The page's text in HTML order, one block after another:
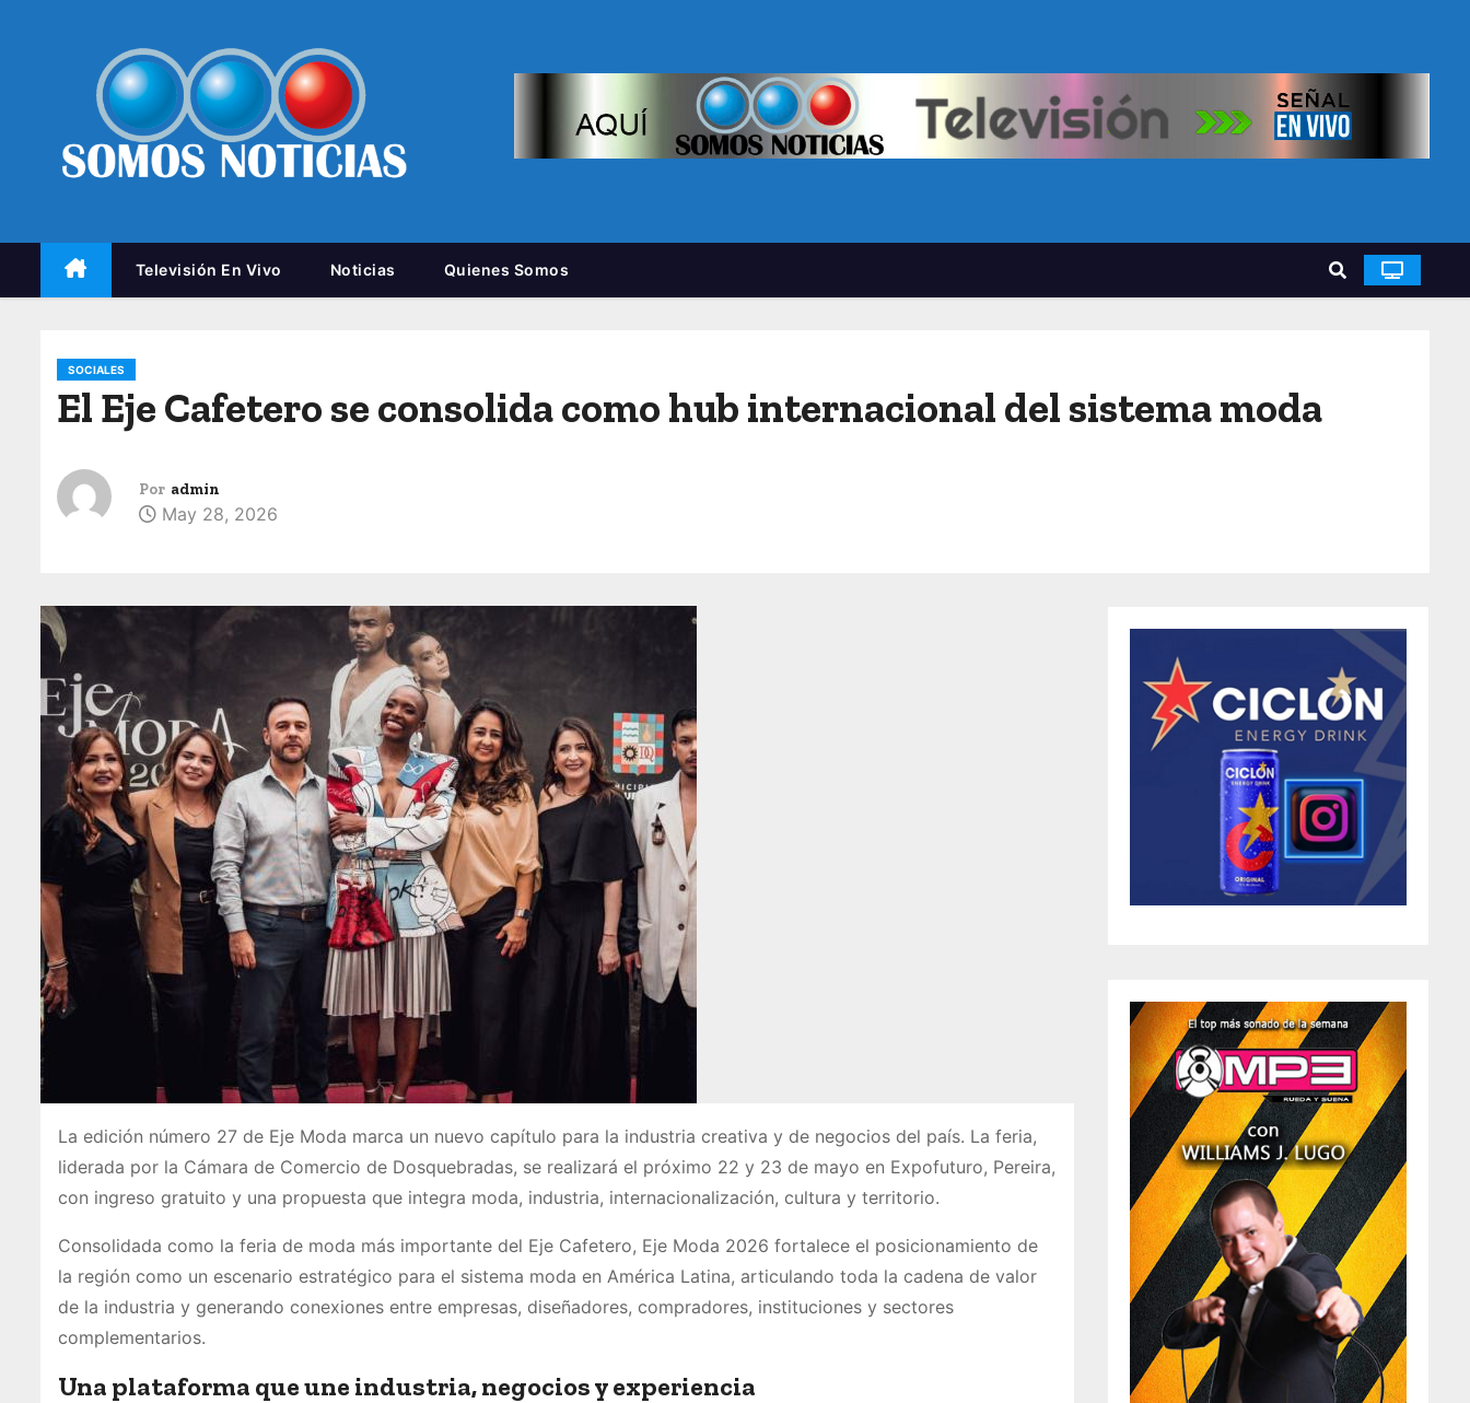
Televisión En Vivo Noticias Quienes Somos
SOCIALES
El Eje Cafetero se consolida como hub internacional del sistema moda
Por admin
May 28, 2026
La edición número 27 de Eje Moda marca un nuevo capítulo para la industria creativa y de negocios del país. La feria,
liderada por la Cámara de Comercio de Dosquebradas, se realizará el próximo 22 y 23 de mayo en Expofuturo, Pereira,
con ingreso gratuito y una propuesta que integra moda, industria, internacionalización, cultura y territorio.
Consolidada como la feria de moda más importante del Eje Cafetero, Eje Moda 2026 fortalece el posicionamiento de
la región como un escenario estratégico para el sistema moda en América Latina, articulando toda la cadena de valor
de la industria y generando conexiones entre empresas, diseñadores, compradores, instituciones y sectores
complementarios.
Una plataforma que une industria, negocios y experiencia